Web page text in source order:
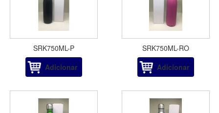
SRK750ML-P
Adicionar
SRK750ML-RO
Adicionar